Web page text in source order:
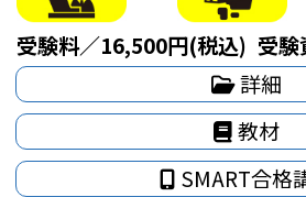
受験料／16,500円(税込) 受験
詳細
教材
SMART合格